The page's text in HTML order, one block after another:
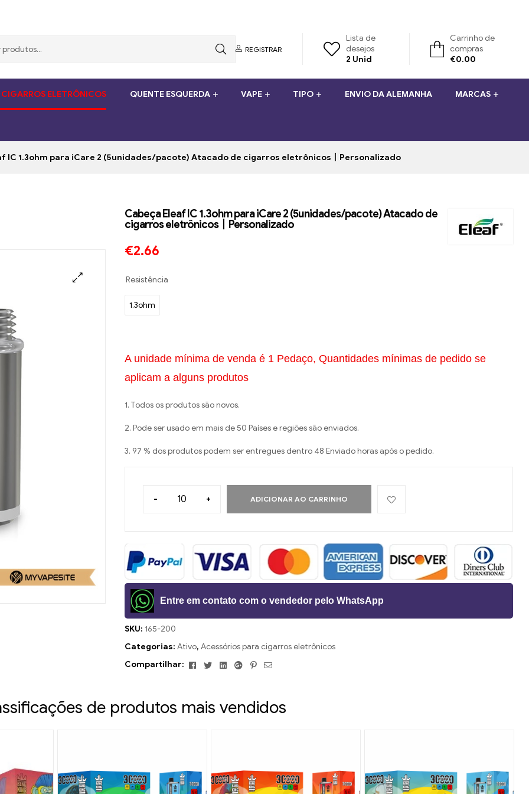
REGISTRAR
Lista de
desejos
2 Unid
Carrinho de
compras
€0.00
ELETRÔNICOS QUENTE ESQUERDA VAPE TIPO ENVIO DA ALEMANHA MARCAS
IC 1.3ohm para iCare 2 (5unidades/pacote) Atacado de cigarros eletrônicos丨Personalizado
Cabeça Eleaf IC 1.3ohm para iCare 2 (5unidades/pacote) Atacado de
cigarros eletrônicos丨Personalizado
€2.66
Resistência
1.3ohm
A unidade mínima de venda é 1 Pedaço, Quantidades mínimas de pedido se
aplicam a alguns produtos
1. Todos os produtos são novos.
2. Pode ser usado em mais de 50 Países e regiões são enviados.
3. 97 % dos produtos podem ser entregues dentro 48 Enviado horas após o pedido.
- + ADICIONAR AO CARRINHO
Entre em contato com o vendedor pelo WhatsApp
SKU: 165-200
Categorias:Ativo,Acessórios para cigarros eletrônicos
Compartilhar:
FacebookTwitterLinkedinGoogle+Pinterest
E-
de produtos mais vendidos